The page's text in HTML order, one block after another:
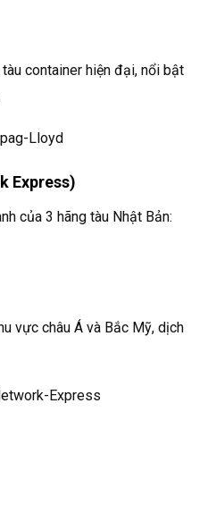
container hiện đại, nổi bật
Express)
của 3 hãng tàu Nhật Bản:
vực châu Á và Bắc Mỹ, dịch